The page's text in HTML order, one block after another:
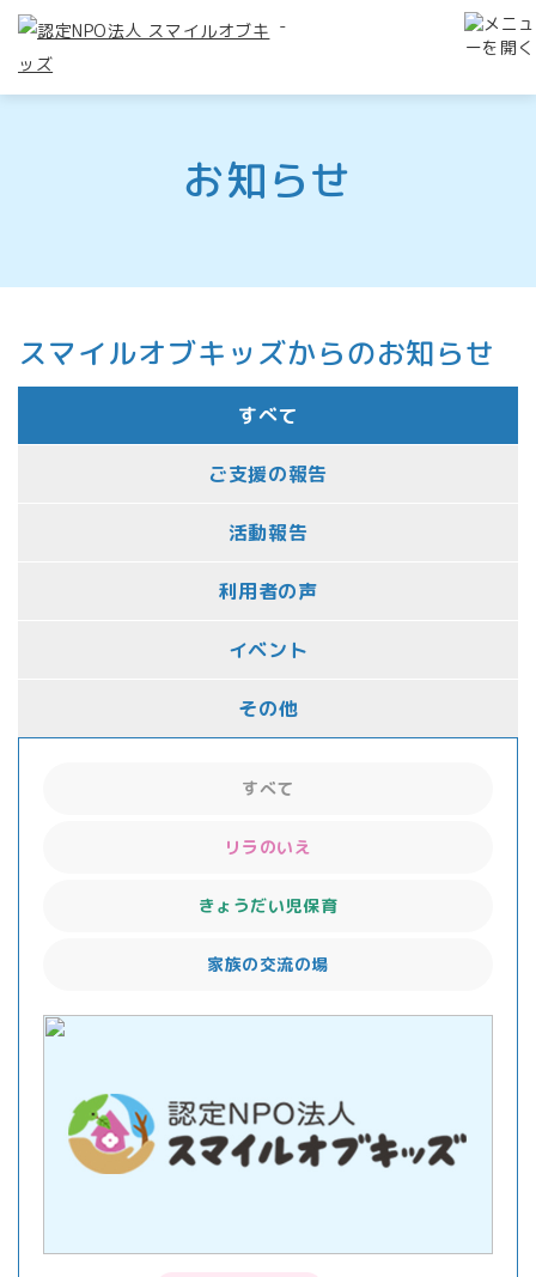
-
お知らせ
スマイルオブキッズからのお知らせ
すべて
ご支援の報告
活動報告
利用者の声
イベント
その他
すべて
リラのいえ
きょうだい児保育
家族の交流の場